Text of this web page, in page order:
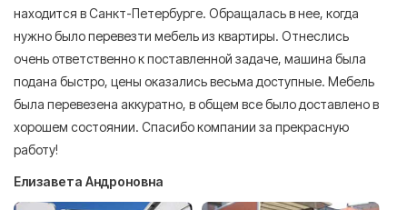
находится в Санкт-Петербурге. Обращалась в нее, когда
нужно было перевезти мебель из квартиры. Отнеслись
очень ответственно к поставленной задаче, машина была
подана быстро, цены оказались весьма доступные. Мебель
была перевезена аккуратно, в общем все было доставлено в
хорошем состоянии. Спасибо компании за прекрасную
работу!
Елизавета Андроновна